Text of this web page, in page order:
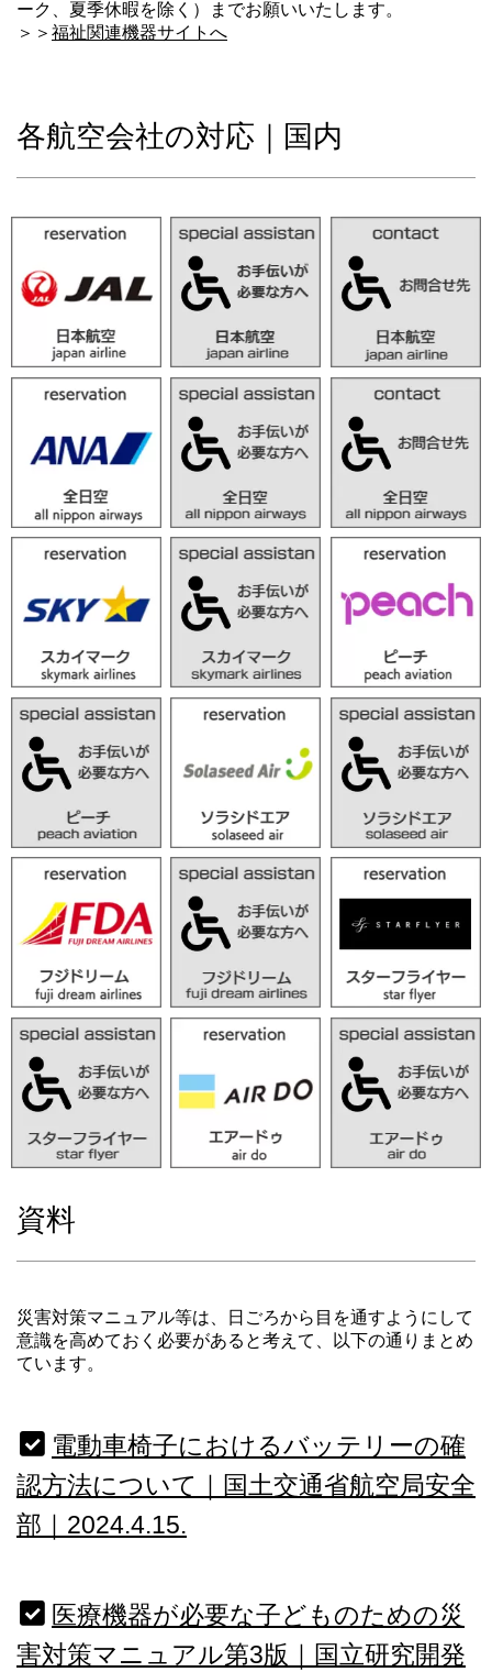
ーク、夏季休暇を除く）までお願いいたします。
＞＞ 福祉関連機器サイトへ
各航空会社の対応｜国内
資料
災害対策マニュアル等は、日ごろから目を通すようにして
意識を高めておく必要があると考えて、以下の通りまとめ
ています。
電動車椅子におけるバッテリーの確
認方法について｜国土交通省航空局安全
部｜2024.4.15.
医療機器が必要な子どものための災
害対策マニュアル第3版｜国立研究開発